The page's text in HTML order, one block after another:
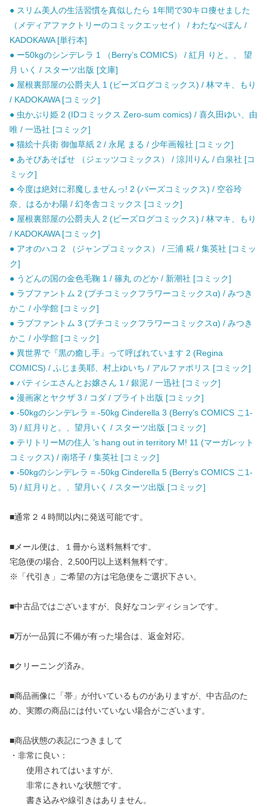
● スリム美人の生活習慣を真似したら 1年間で30キロ痩せました
（メディアファクトリーのコミックエッセイ） / わたなべぽん /
KADOKAWA [単行本]
● ー50kgのシンデレラ 1 （Berry’s COMICS） / 紅月 りと。、 望
月 いく / スターツ出版 [文庫]
● 屋根裏部屋の公爵夫人 1 (ビーズログコミックス) / 林マキ、もり
/ KADOKAWA [コミック]
● 虫かぶり姫 2 (IDコミックス Zero-sum comics) / 喜久田ゆい、由
唯 / 一迅社 [コミック]
● 猫絵十兵衛 御伽草紙 2 / 永尾 まる / 少年画報社 [コミック]
● あそびあそばせ （ジェッツコミックス） / 涼川りん / 白泉社 [コ
ミック]
● 今度は絶対に邪魔しませんっ! 2 (バーズコミックス) / 空谷玲
奈、はるかわ陽 / 幻冬舎コミックス [コミック]
● 屋根裏部屋の公爵夫人 2 (ビーズログコミックス) / 林マキ、もり
/ KADOKAWA [コミック]
● アオのハコ 2 （ジャンプコミックス） / 三浦 糀 / 集英社 [コミッ
ク]
● うどんの国の金色毛鞠 1 / 篠丸 のどか / 新潮社 [コミック]
● ラブファントム 2 (プチコミックフラワーコミックスα) / みつき
かこ / 小学館 [コミック]
● ラブファントム 3 (プチコミックフラワーコミックスα) / みつき
かこ / 小学館 [コミック]
● 異世界で『黒の癒し手』って呼ばれています 2 (Regina
COMICS) / ふじま美耶、村上ゆいち / アルファポリス [コミック]
● パティシエさんとお嬢さん 1 / 銀泥 / 一迅社 [コミック]
● 漫画家とヤクザ 3 / コダ / ブライト出版 [コミック]
● -50kgのシンデレラ = -50kg Cinderella 3 (Berry’s COMICS こ1-
3) / 紅月りと。、望月いく / スターツ出版 [コミック]
● テリトリーMの住人 ’s hang out in territory M! 11 (マーガレット
コミックス) / 南塔子 / 集英社 [コミック]
● -50kgのシンデレラ = -50kg Cinderella 5 (Berry’s COMICS こ1-
5) / 紅月りと。、望月いく / スターツ出版 [コミック]
■通常２４時間以内に発送可能です。
■メール便は、１冊から送料無料です。
宅急便の場合、2,500円以上送料無料です。
※「代引き」ご希望の方は宅急便をご選択下さい。
■中古品ではございますが、良好なコンディションです。
■万が一品質に不備が有った場合は、返金対応。
■クリーニング済み。
■商品画像に「帯」が付いているものがありますが、中古品のた
め、実際の商品には付いていない場合がございます。
■商品状態の表記につきまして
・非常に良い：
使用されてはいますが、
非常にきれいな状態です。
書き込みや線引きはありません。